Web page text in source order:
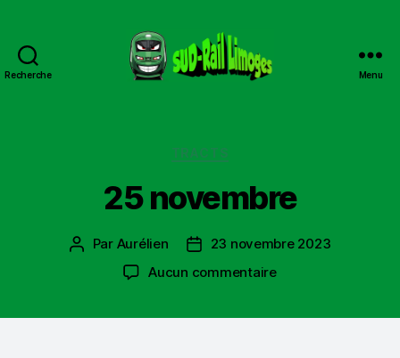
Recherche Menu
Catégories
TRACTS
25 novembre
Auteur
Par Aurélien
Date23 novembre 2023
Aucun commentairesur